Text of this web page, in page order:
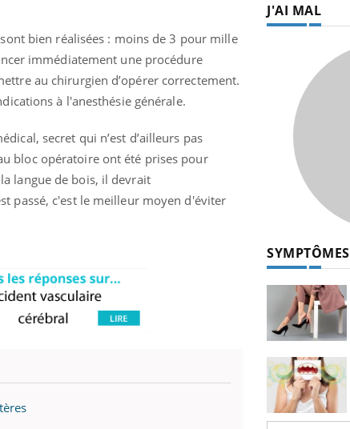
bien réalisées : moins de 3 pour mille
immédiatement une procédure
au chirurgien d’opérer correctement.
à l'anesthésie générale.
secret qui n’est d’ailleurs pas
bloc opératoire ont été prises pour
langue de bois, il devrait
passé, c'est le meilleur moyen d'éviter
J'AI MAL
SYMPTÔMES